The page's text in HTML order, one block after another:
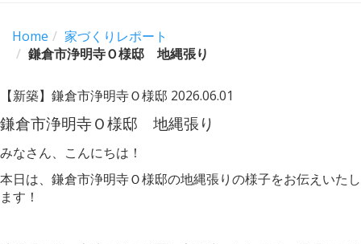
Home
家づくりレポート
鎌倉市浄明寺Ｏ様邸 地縄張り
【新築】鎌倉市浄明寺Ｏ様邸 2026.06.01
鎌倉市浄明寺Ｏ様邸 地縄張り
みなさん、こんにちは！
本日は、鎌倉市浄明寺Ｏ様邸の地縄張りの様子をお伝えいたし
ます！